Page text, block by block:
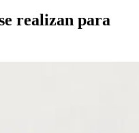
realizan para